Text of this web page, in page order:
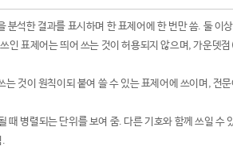
석한 결과를 표시하며 한 표제어에 한 번만 씀. 둘 이
인 표제어는 띄어 쓰는 것이 허용되지 않으며, 가운뎃
것이 원칙이되 붙여 쓸 수 있는 표제어에 쓰이며, 전문
병렬되는 단위를 보여 줌. 다른 기호와 함께 쓰일 수
.